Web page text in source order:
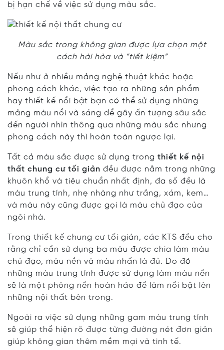
bị hạn chế về việc sử dụng màu sắc.
Màu sắc trong không gian được lựa chọn một
cách hài hòa và “tiết kiệm”
Nếu như ở nhiều mảng nghệ thuật khác hoặc
phong cách khác, việc tạo ra những sản phẩm
hay thiết kế nổi bật bạn có thể sử dụng những
mảng màu nổi và sáng để gây ấn tượng sâu sắc
đến người nhìn thông qua những màu sắc nhưng
phong cách này thì hoàn toàn ngược lại.
Tất cả màu sắc được sử dụng trong thiết kế nội
thất chung cư tối giản đều được nằm trong những
khuôn khổ và tiêu chuẩn nhất định, đa số đều là
màu trung tính, nhẹ nhàng như trắng, xám, kem…
và màu này cũng được gọi là màu chủ đạo của
ngôi nhà.
Trong thiết kế chung cư tối giản, các KTS đều cho
rằng chỉ cần sử dụng ba màu được chia làm màu
chủ đạo, màu nền và màu nhấn là đủ. Do đó
những màu trung tính được sử dụng làm màu nền
sẽ là một phông nền hoàn hảo để làm nổi bật lên
những nội thất bên trong.
Ngoài ra việc sử dụng những gam màu trung tính
sẽ giúp thể hiện rõ được từng đường nét đơn giản
giúp không gian thêm mềm mại và tinh tế.